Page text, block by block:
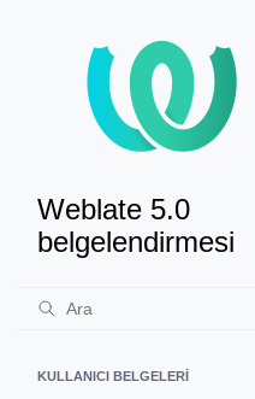
Weblate 5.0
belgelendirmesi
KULLANICI BELGELERI